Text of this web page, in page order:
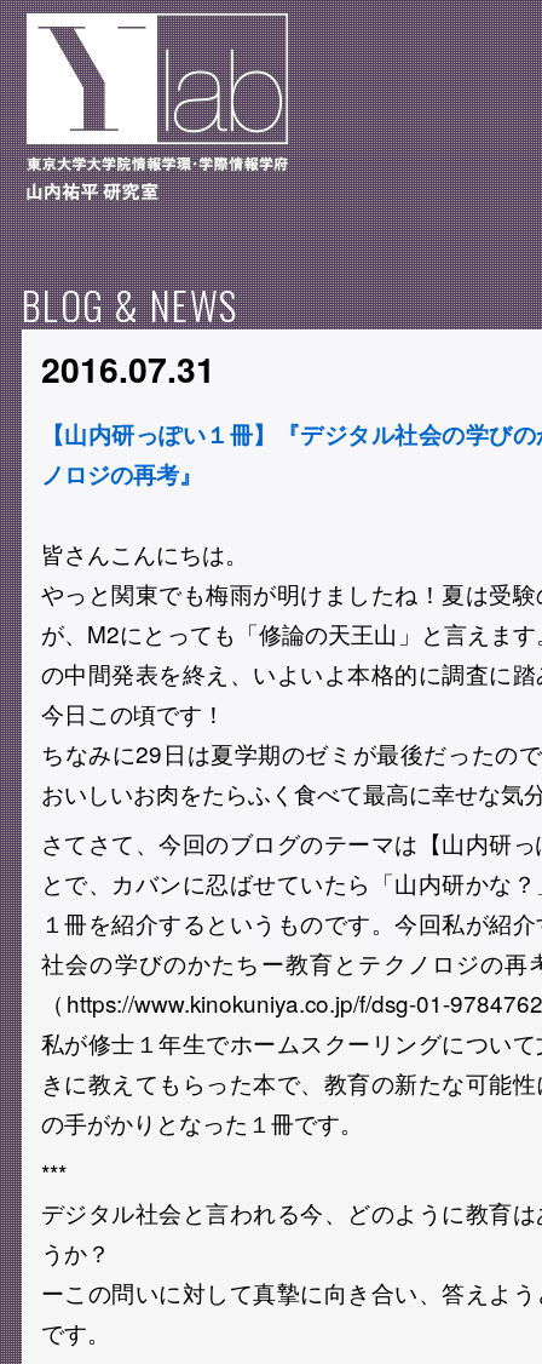
BLOG & NEWS
2016.07.31
【山内研っぽい１冊】『デジタル社会の学び
ノロジの再考』
皆さんこんにちは。
やっと関東でも梅雨が明けましたね！夏は受
が、M2にとっても「修論の天王山」と言えま
の中間発表を終え、いよいよ本格的に調査に
今日この頃です！
ちなみに29日は夏学期のゼミが最後だったの
おいしいお肉をたらふく食べて最高に幸せな気
さてさて、今回のブログのテーマは【山内研
とで、カバンに忍ばせていたら「山内研かな
１冊を紹介するというものです。今回私が紹
社会の学びのかたちー教育とテクノロジの再
（https://www.kinokuniya.co.jp/f/dsg-01-
私が修士１年生でホームスクーリングについ
きに教えてもらった本で、教育の新たな可能
の手がかりとなった１冊です。
***
デジタル社会と言われる今、どのように教育
うか？
ーこの問いに対して真摯に向き合い、答えよ
です。